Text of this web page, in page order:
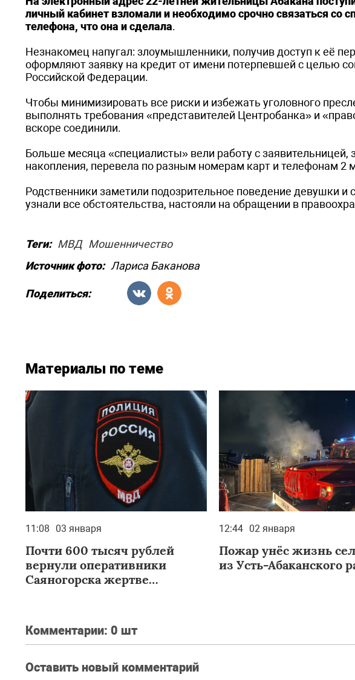
личный кабинет взломали и необходимо срочно связаться со
телефона, что она и сделала.
Незнакомец напугал: злоумышленники, получив доступ к её
оформляют заявку на кредит от имени потерпевшей с целью
Российской Федерации.
Чтобы минимизировать все риски и избежать уголовного
выполнять требования «представителей Центробанка» и
вскоре соединили.
Больше месяца «специалисты» вели работу с заявительницей,
накопления, перевела по разным номерам карт и телефонам 2
Родственники заметили подозрительное поведение девушки и
узнали все обстоятельства, настояли на обращении в
Теги: МВД Мошенничество
Источник фото: Лариса Баканова
Поделиться:
Материалы по теме
11:08 03 января
Почти 600 тысяч рублей
вернули оперативники
Саяногорска жертве
12:44 02 января
Пожар унёс жизнь
из Усть-Абаканского
Комментарии: 0 шт
Оставить новый комментарий